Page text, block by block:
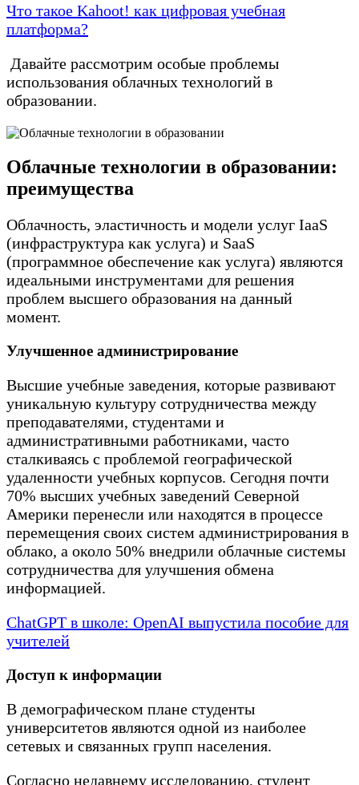
Что такое Kahoot! как цифровая учебная
платформа?
Давайте рассмотрим особые проблемы
использования облачных технологий в
образовании.
Облачные технологии в образовании:
преимущества
Облачность, эластичность и модели услуг IaaS
(инфраструктура как услуга) и SaaS
(программное обеспечение как услуга) являются
идеальными инструментами для решения
проблем высшего образования на данный
момент.
Улучшенное администрирование
Высшие учебные заведения, которые развивают
уникальную культуру сотрудничества между
преподавателями, студентами и
административными работниками, часто
сталкиваясь с проблемой географической
удаленности учебных корпусов. Сегодня почти
70% высших учебных заведений Северной
Америки перенесли или находятся в процессе
перемещения своих систем администрирования в
облако, а около 50% внедрили облачные системы
сотрудничества для улучшения обмена
информацией.
ChatGPT в школе: OpenAI выпустила пособие для
учителей
Доступ к информации
В демографическом плане студенты
университетов являются одной из наиболее
сетевых и связанных групп населения.
Согласно недавнему исследованию, студент